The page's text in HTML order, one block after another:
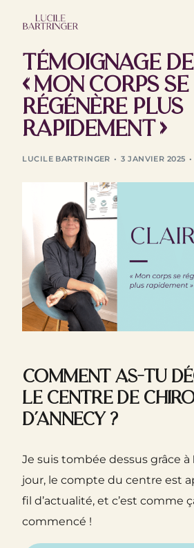
Témoignage
« Mon corps se
régénère plus
rapidement »
LUCILE BARTRINGER 3 JANVIER 2025
Comment as-tu
le Centre de
d’Annecy ?
Je suis tombée dessus grâce à
jour, le compte du centre est
fil d’actualité, et c’est comme
commencé !